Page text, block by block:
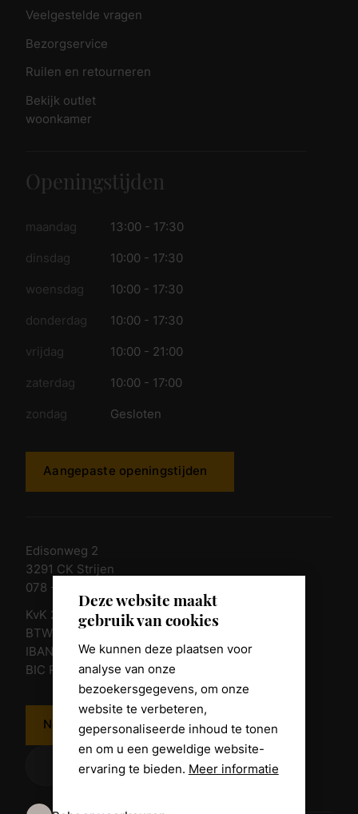
Deze website maakt
gebruik van cookies
We kunnen deze plaatsen voor
analyse van onze
bezoekersgegevens, om onze
website te verbeteren,
gepersonaliseerde inhoud te tonen
en om u een geweldige website-
ervaring te bieden. Meer informatie
Veelgestelde vragen
Bezorgservice
Ruilen en retourneren
Bekijk outlet
woonkamer
Openingstijden
maandag 13:00 - 17:30
dinsdag 10:00 - 17:30
woensdag 10:00 - 17:30
donderdag 10:00 - 17:30
vrijdag 10:00 - 21:00
zaterdag 10:00 - 17:00
zondag Gesloten
Aangepaste openingstijden
Edisonweg 2
3291 CK Strijen
078 - 674 84 85
KvK 23011135
BTW nr. NL 805098938.B.01
IBAN NL10 RABO 0361 8039 58
BIC RABONL2U
Neem contact op